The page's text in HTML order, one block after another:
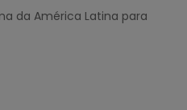
da América Latina para